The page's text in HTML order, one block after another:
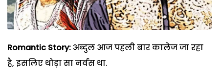
Romantic Story: अब्दुल आज पहली बार कालेज जा रहा
है, इसलिए थोड़ा सा नर्वस था.